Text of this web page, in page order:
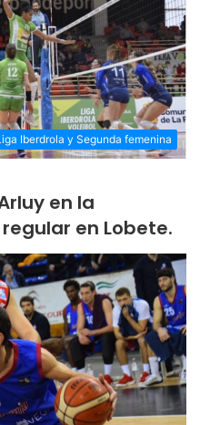
Iberdrola y Segunda femenina
en la
en Lobete.